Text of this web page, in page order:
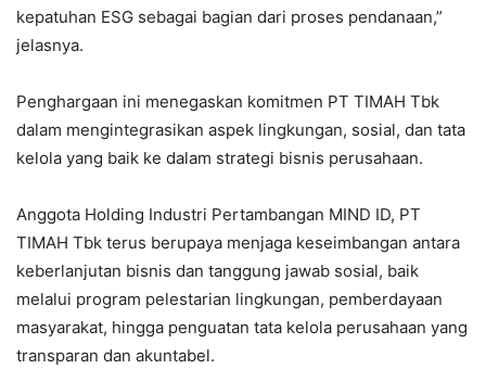
kepatuhan ESG sebagai bagian dari proses pendanaan,”
jelasnya.
Penghargaan ini menegaskan komitmen PT TIMAH Tbk
dalam mengintegrasikan aspek lingkungan, sosial, dan tata
kelola yang baik ke dalam strategi bisnis perusahaan.
Anggota Holding Industri Pertambangan MIND ID, PT
TIMAH Tbk terus berupaya menjaga keseimbangan antara
keberlanjutan bisnis dan tanggung jawab sosial, baik
melalui program pelestarian lingkungan, pemberdayaan
masyarakat, hingga penguatan tata kelola perusahaan yang
transparan dan akuntabel.